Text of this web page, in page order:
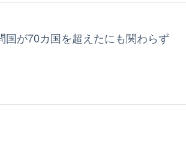
が70カ国を超えたにも関わらず